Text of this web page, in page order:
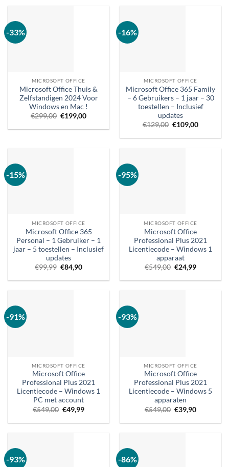
-33%
MICROSOFT OFFICE
Microsoft Office Thuis &
Zelfstandigen 2024 Voor
Windows en Mac !
€299,00 Oorspronkelijke
was:
€199,00Huidige
is:
-16%
MICROSOFT OFFICE
Microsoft Office 365 Family
– 6 Gebruikers – 1 jaar – 30
toestellen – Inclusief
updates
€129,00 Oorspronkelijke
was:
€109,00Huidige
is:
-15%
MICROSOFT OFFICE
Microsoft Office 365
Personal – 1 Gebruiker – 1
jaar – 5 toestellen – Inclusief
updates
€99,99 Oorspronkelijke
prijs
was:
€84,90Huidige
is:
-95%
MICROSOFT OFFICE
Microsoft Office
Professional Plus 2021
Licentiecode – Windows 1
apparaat
€549,00 Oorspronkelijke
prijs
was:
€24,99Huidige
is:
-91%
MICROSOFT OFFICE
Microsoft Office
Professional Plus 2021
Licentiecode – Windows 1
PC met account
€549,00 Oorspronkelijke
prijs
was:
€49,99Huidige
is:
-93%
MICROSOFT OFFICE
Microsoft Office
Professional Plus 2021
Licentiecode – Windows 5
apparaten
€549,00 Oorspronkelijke
prijs
was:
€39,90Huidige
is:
-93% -86%